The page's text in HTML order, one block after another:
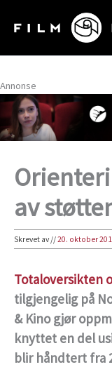
rett
innholdet
Annonse
av
Skrevet av//20. oktober
Totaloversikten
tilgjengelig på
& Kino gjør
knyttet en del
blir håndtert fra